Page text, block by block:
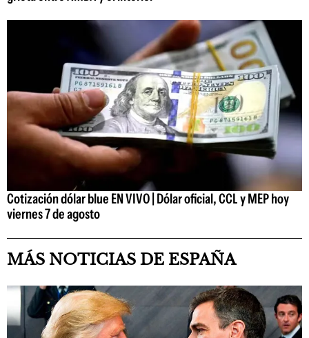
Cotización dólar blue EN VIVO | Dólar oficial, CCL y MEP hoy
viernes 7 de agosto
MÁS NOTICIAS DE ESPAÑA